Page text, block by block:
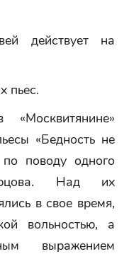
действует на
пьес.
«Бедность не
поводу одного
Над их
в свое время,
вольностью, а
выражением